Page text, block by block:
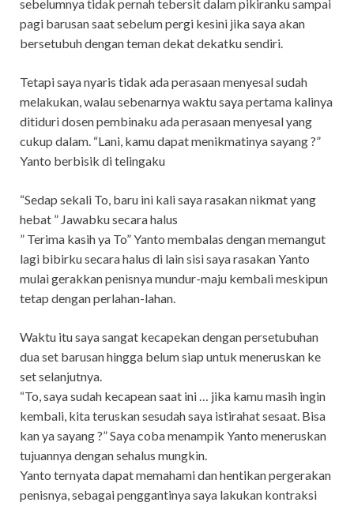
sebelumnya tidak pernah tebersit dalam pikiranku sampai
pagi barusan saat sebelum pergi kesini jika saya akan
bersetubuh dengan teman dekat dekatku sendiri.
Tetapi saya nyaris tidak ada perasaan menyesal sudah
melakukan, walau sebenarnya waktu saya pertama kalinya
ditiduri dosen pembinaku ada perasaan menyesal yang
cukup dalam. “Lani, kamu dapat menikmatinya sayang ?”
Yanto berbisik di telingaku
“Sedap sekali To, baru ini kali saya rasakan nikmat yang
hebat ” Jawabku secara halus
” Terima kasih ya To” Yanto membalas dengan memangut
lagi bibirku secara halus di lain sisi saya rasakan Yanto
mulai gerakkan penisnya mundur-maju kembali meskipun
tetap dengan perlahan-lahan.
Waktu itu saya sangat kecapekan dengan persetubuhan
dua set barusan hingga belum siap untuk meneruskan ke
set selanjutnya.
“To, saya sudah kecapean saat ini … jika kamu masih ingin
kembali, kita teruskan sesudah saya istirahat sesaat. Bisa
kan ya sayang ?” Saya coba menampik Yanto meneruskan
tujuannya dengan sehalus mungkin.
Yanto ternyata dapat memahami dan hentikan pergerakan
penisnya, sebagai penggantinya saya lakukan kontraksi